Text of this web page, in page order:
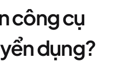
công cụ
dụng?